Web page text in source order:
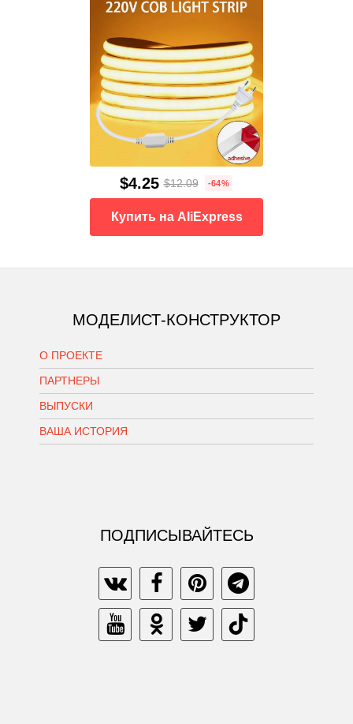
$4.25 $12.09 -64%
Купить на AliExpress
МОДЕЛИСТ-КОНСТРУКТОР
О ПРОЕКТЕ
ПАРТНЕРЫ
ВЫПУСКИ
ВАША ИСТОРИЯ
ПОДПИСЫВАЙТЕСЬ